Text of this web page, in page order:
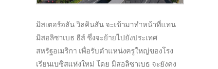
มิสเตอร์อลัน วิลคินสัน จะเข้ามาทำหน้าที่แทน
มิสอลิซาเบธ ธีส์ ซึ่งจะย้ายไปยังประเทศ
สหรัฐอเมริกา เพื่อรับตำแหน่งครูใหญ่ของโรง
เรียนเบซิสแห่งใหม่ โดย มิสอลิซาเบธ จะยังคง